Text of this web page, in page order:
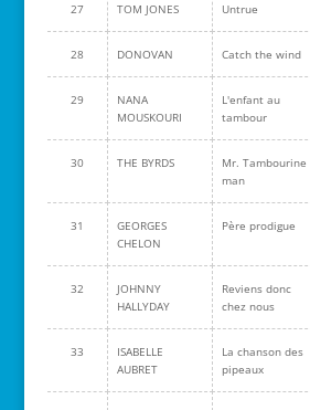
27 TOM JONES Untrue
28 DONOVAN Catch the wind
29
NANA
MOUSKOURI
L'enfant au
tambour
30 THE BYRDS
Mr. Tambourine
man
31
GEORGES
CHELON
Père prodigue
32
JOHNNY
HALLYDAY
Reviens donc
chez nous
33
ISABELLE
AUBRET
La chanson des
pipeaux